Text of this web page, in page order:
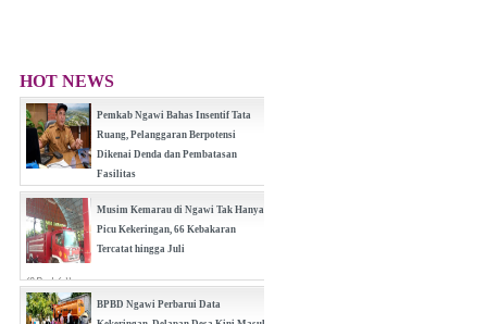
HOT NEWS
Pemkab Ngawi Bahas Insentif Tata
Ruang, Pelanggaran Berpotensi
Dikenai Denda dan Pembatasan
Fasilitas
(0 Reply(s))
Musim Kemarau di Ngawi Tak Hanya
Picu Kekeringan, 66 Kebakaran
Tercatat hingga Juli
(0 Reply(s))
BPBD Ngawi Perbarui Data